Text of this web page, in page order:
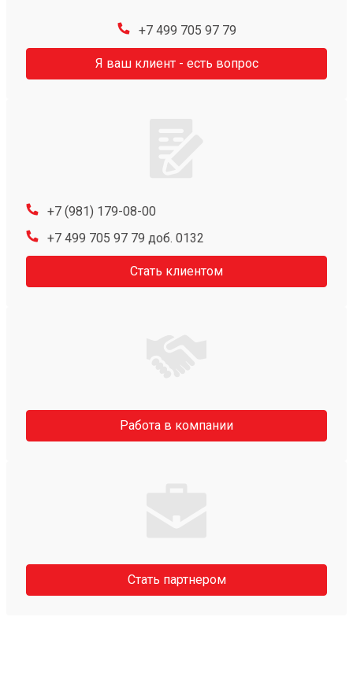
+7 499 705 97 79
Я ваш клиент - есть вопрос
+7 (981) 179-08-00
+7 499 705 97 79 доб. 0132
Стать клиентом
Работа в компании
Стать партнером